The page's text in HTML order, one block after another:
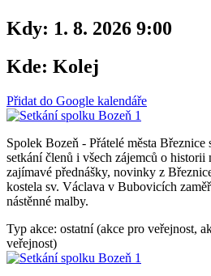
Kdy: 1. 8. 2026 9:00
Kde: Kolej
Přidat do Google kalendáře
Spolek Bozeň - Přátelé města Březnice
setkání členů i všech zájemců o historii
zajímavé přednášky, novinky z
kostela sv. Václava v Bubovicích
nástěnné malby.
Typ akce: ostatní (akce pro veřejnost,
veřejnost)